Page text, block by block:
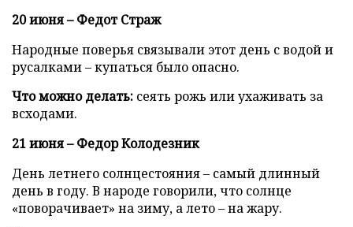
20 июня – Федот Страж
Народные поверья связывали этот день с водой и
русалками – купаться было опасно.
Что можно делать: сеять рожь или ухаживать за
всходами.
21 июня – Федор Колодезник
День летнего солнцестояния – самый длинный
день в году. В народе говорили, что солнце
«поворачивает» на зиму, а лето – на жару.